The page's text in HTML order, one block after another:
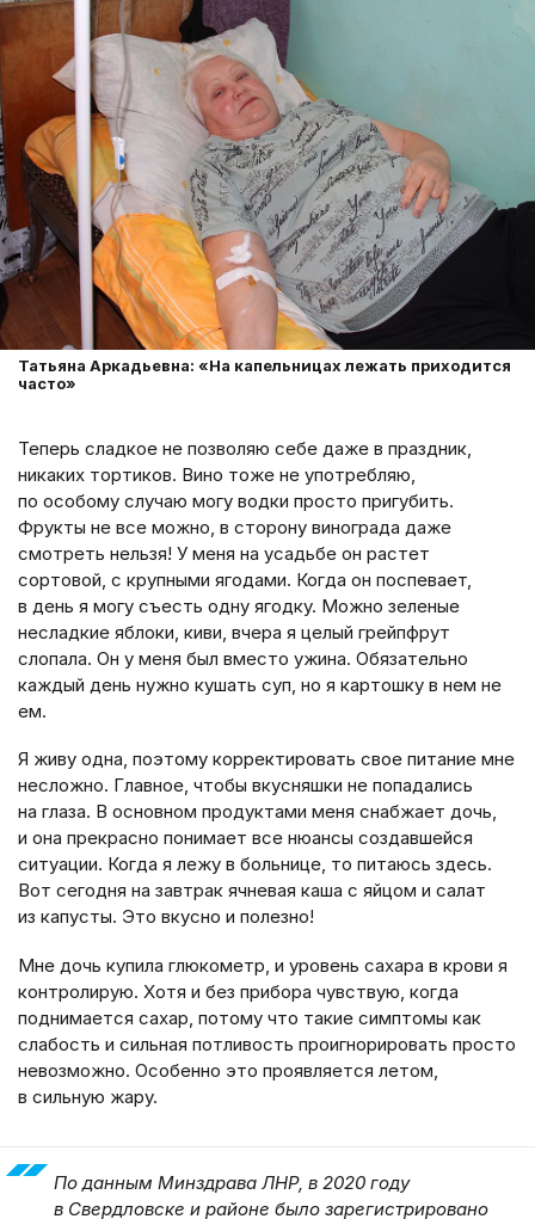
Татьяна Аркадьевна: «На капельницах лежать приходится
часто»
Теперь сладкое не позволяю себе даже в праздник,
никаких тортиков. Вино тоже не употребляю,
по особому случаю могу водки просто пригубить.
Фрукты не все можно, в сторону винограда даже
смотреть нельзя! У меня на усадьбе он растет
сортовой, с крупными ягодами. Когда он поспевает,
в день я могу съесть одну ягодку. Можно зеленые
несладкие яблоки, киви, вчера я целый грейпфрут
слопала. Он у меня был вместо ужина. Обязательно
каждый день нужно кушать суп, но я картошку в нем не
ем.
Я живу одна, поэтому корректировать свое питание мне
несложно. Главное, чтобы вкусняшки не попадались
на глаза. В основном продуктами меня снабжает дочь,
и она прекрасно понимает все нюансы создавшейся
ситуации. Когда я лежу в больнице, то питаюсь здесь.
Вот сегодня на завтрак ячневая каша с яйцом и салат
из капусты. Это вкусно и полезно!
Мне дочь купила глюкометр, и уровень сахара в крови я
контролирую. Хотя и без прибора чувствую, когда
поднимается сахар, потому что такие симптомы как
слабость и сильная потливость проигнорировать просто
невозможно. Особенно это проявляется летом,
в сильную жару.
По данным Минздрава ЛНР, в 2020 году
в Свердловске и районе было зарегистрировано